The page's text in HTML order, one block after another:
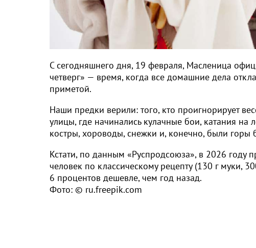
С сегодняшнего дня, 19 февраля, Масленица
четверг» — время, когда все домашние дела
приметой.
Наши предки верили: того, кто проигнорирует
улицы, где начинались кулачные бои, катания
костры, хороводы, снежки и, конечно, были горы
Кстати, по данным «Руспродсоюза», в 2026 году
человек по классическому рецепту (130 г муки,
6 процентов дешевле, чем год назад.
Фото: © ru.freepik.com